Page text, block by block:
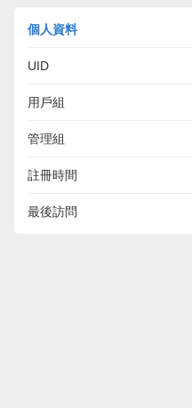
個人資料
UID
用戶組
管理組
註冊時間
最後訪問